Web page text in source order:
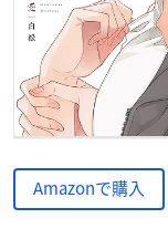
Amazonで購入